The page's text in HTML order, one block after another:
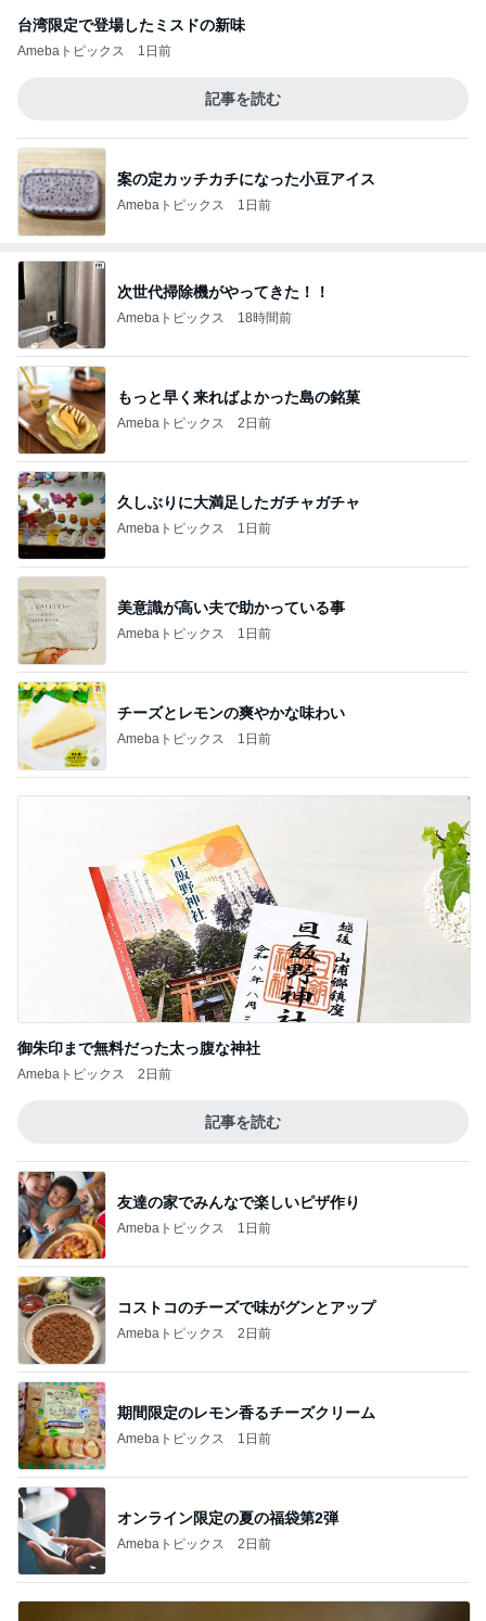
台湾限定で登場したミスドの新味
Amebaトピックス 1日前
記事を読む
案の定カッチカチになった小豆アイス
Amebaトピックス 1日前
次世代掃除機がやってきた！！
Amebaトピックス 18時間前
もっと早く来ればよかった島の銘菓
Amebaトピックス 2日前
久しぶりに大満足したガチャガチャ
Amebaトピックス 1日前
美意識が高い夫で助かっている事
Amebaトピックス 1日前
チーズとレモンの爽やかな味わい
Amebaトピックス 1日前
御朱印まで無料だった太っ腹な神社
Amebaトピックス 2日前
記事を読む
友達の家でみんなで楽しいピザ作り
Amebaトピックス 1日前
コストコのチーズで味がグンとアップ
Amebaトピックス 2日前
期間限定のレモン香るチーズクリーム
Amebaトピックス 1日前
オンライン限定の夏の福袋第2弾
Amebaトピックス 2日前